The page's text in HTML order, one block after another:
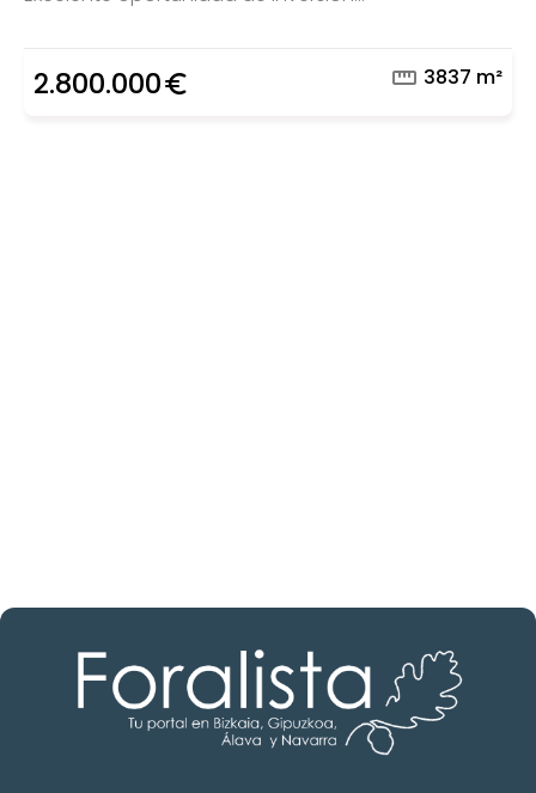
2.800.000euro_symbol straighten 3837 m²